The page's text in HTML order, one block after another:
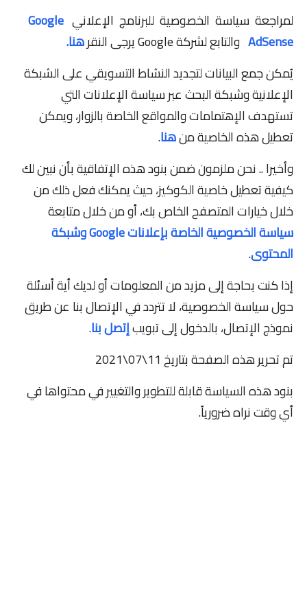
لمراجعة سياسة الخصوصية للبرنامج الإعلاني Google
AdSense والتابع لشركة Google يرجى النقر
هنا.
يُمكن جمع البيانات لتجديد النشاط التسويقي على الشبكة
الإعلانية وشبكة البحث عبر سياسة الإعلانات التي
تستهدف الإهتمامات والمواقع الخاصة بالزوار، ويمكن
تعطيل هذه الخاصية منهنا.
وأخيرا .. نحن ملزمون ضمن بنود هذه الإتفاقية بأن نبين لك
كيفية تعطيل خاصية الكوكيز، حيث يمكنك فعل ذلك من
خلال خيارات المتصفح الخاص بك، أو من خلال متابعة
سياسة الخصوصية الخاصة بإعلانات Google وشبكة
المحتوى.
إذا كنت بحاجة إلى مزيد من المعلومات أو لديك أية أسئلة
حول سياسة الخصوصية، لا تتردد في الإتصال بنا عن طريق
نموذج الإتصال، بالدخول إلى تبويبإتصل بنا.
تم تحرير هذه الصفحة بتاريخ 11\07\2021
بنود هذه السياسة قابلة للتطوير والتغيير في محتواها في
أي وقت نراه ضرورياً.